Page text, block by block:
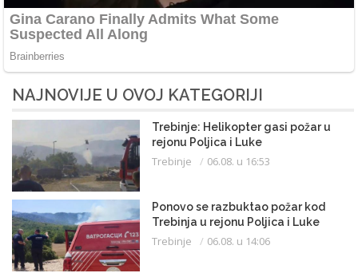
NAJNOVIJE U OVOJ KATEGORIJI
Trebinje: Helikopter gasi požar u
rejonu Poljica i Luke
Trebinje 06.08. u 16:53
Ponovo se razbuktao požar kod
Trebinja u rejonu Poljica i Luke
Trebinje 06.08. u 14:06